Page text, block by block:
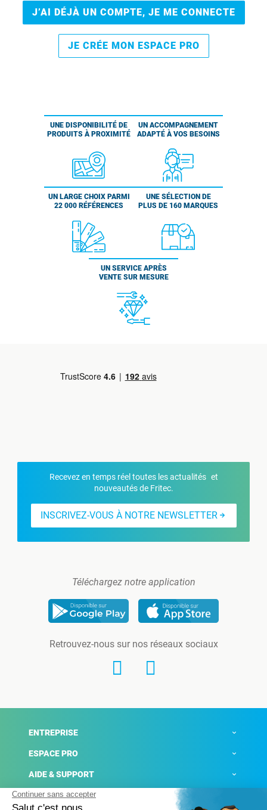
J’AI DÉJÀ UN COMPTE, JE ME CONNECTE
JE CRÉE MON ESPACE PRO
UNE DISPONIBILITÉ DE
PRODUITS À PROXIMITÉ
UN ACCOMPAGNEMENT
ADAPTÉ À VOS BESOINS
UN LARGE CHOIX PARMI
22 000 RÉFÉRENCES
UNE SÉLECTION DE
PLUS DE 160 MARQUES
UN SERVICE APRÈS
VENTE SUR MESURE
Recevez en temps réel toutes les actualités et
nouveautés de Fritec.
INSCRIVEZ-VOUS À NOTRE NEWSLETTER
Téléchargez notre application
Retrouvez-nous sur nos réseaux sociaux
ENTREPRISE
ESPACE PRO
AIDE & SUPPORT
ACTUALITÉS